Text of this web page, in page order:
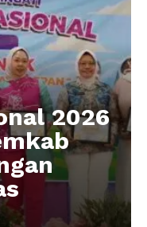
2026